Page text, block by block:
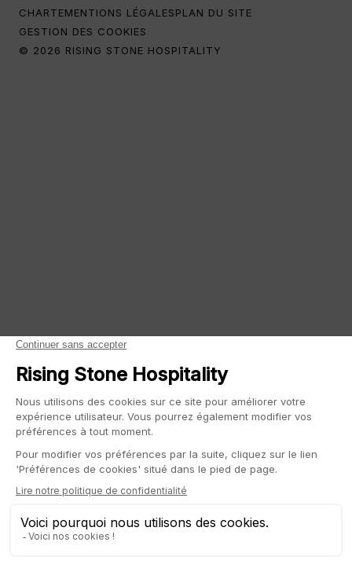
© 2026 RISING STONE HOSPITALITY
CHARTEMENTIONS LÉGALESPLAN DU SITE
GESTION DES COOKIES